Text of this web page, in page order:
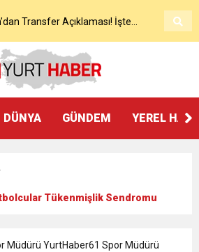
Transfer Açıklaması! İşte
Trabzon’da İlk Sözleri!
DÜNYA GÜNDEM YEREL
Tükenmişlik Sendromu
Müdürü YurtHaber61 Spor Müdürü